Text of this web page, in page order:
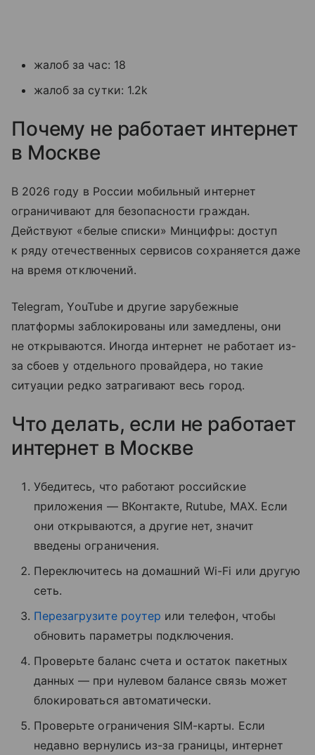
жалоб за час: 18
жалоб за сутки: 1.2k
Почему не работает интернет
в Москве
В 2026 году в России мобильный интернет
ограничивают для безопасности граждан.
Действуют «белые списки» Минцифры: доступ
к ряду отечественных сервисов сохраняется даже
на время отключений.
Telegram, YouTube и другие зарубежные
платформы заблокированы или замедлены, они
не открываются. Иногда интернет не работает из-
за сбоев у отдельного провайдера, но такие
ситуации редко затрагивают весь город.
Что делать, если не работает
интернет в Москве
Убедитесь, что работают российские
приложения — ВКонтакте, Rutube, MAX. Если
они открываются, а другие нет, значит
введены ограничения.
Переключитесь на домашний Wi-Fi или другую
сеть.
Перезагрузите роутер или телефон, чтобы
обновить параметры подключения.
Проверьте баланс счета и остаток пакетных
данных — при нулевом балансе связь может
блокироваться автоматически.
Проверьте ограничения SIM-карты. Если
недавно вернулись из-за границы, интернет